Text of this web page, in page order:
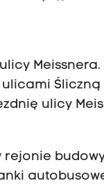
Śliczną
ulicy